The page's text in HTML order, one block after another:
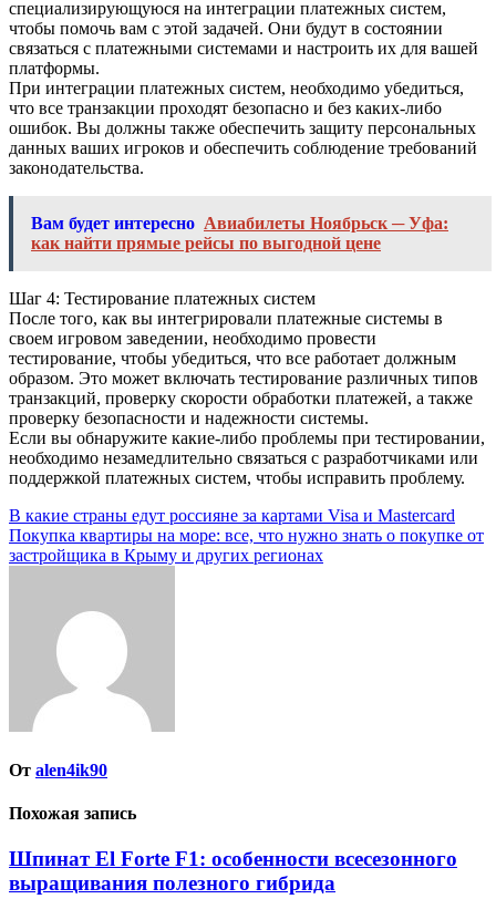
специализирующуюся на интеграции платежных систем,
чтобы помочь вам с этой задачей. Они будут в состоянии
связаться с платежными системами и настроить их для вашей
платформы.
При интеграции платежных систем, необходимо убедиться,
что все транзакции проходят безопасно и без каких-либо
ошибок. Вы должны также обеспечить защиту персональных
данных ваших игроков и обеспечить соблюдение требований
законодательства.
Вам будет интересно Авиабилеты Ноябрьск ─ Уфа:
как найти прямые рейсы по выгодной цене
Шаг 4: Тестирование платежных систем
После того, как вы интегрировали платежные системы в
своем игровом заведении, необходимо провести
тестирование, чтобы убедиться, что все работает должным
образом. Это может включать тестирование различных типов
транзакций, проверку скорости обработки платежей, а также
проверку безопасности и надежности системы.
Если вы обнаружите какие-либо проблемы при тестировании,
необходимо незамедлительно связаться с разработчиками или
поддержкой платежных систем, чтобы исправить проблему.
Навигация
по
В какие страны едут россияне за картами Visa и Mastercard
Покупка квартиры на море: все, что нужно знать о покупке от
застройщика в Крыму и других регионах
От alen4ik90
Похожая запись
Шпинат El Forte F1: особенности всесезонного
выращивания полезного гибрида